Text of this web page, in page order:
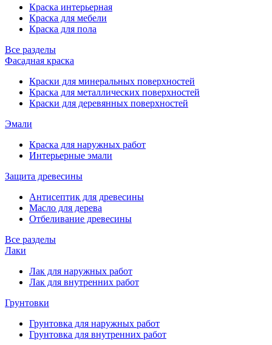
Краска интерьерная
Краска для мебели
Краска для пола
Все разделы
Фасадная краска
Краски для минеральных поверхностей
Краска для металлических поверхностей
Краски для деревянных поверхностей
Эмали
Краска для наружных работ
Интерьерные эмали
Защита древесины
Антисептик для древесины
Масло для дерева
Отбеливание древесины
Все разделы
Лаки
Лак для наружных работ
Лак для внутренних работ
Грунтовки
Грунтовка для наружных работ
Грунтовка для внутренних работ